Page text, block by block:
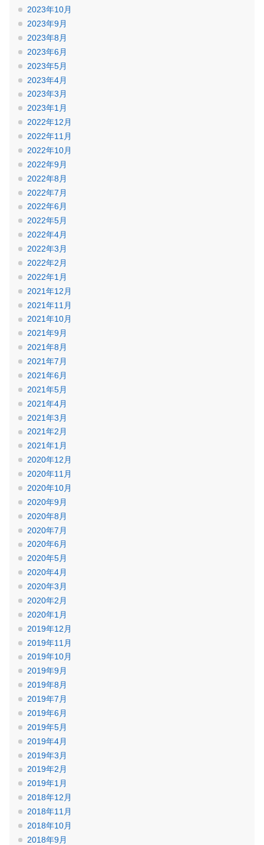
2023年10月
2023年9月
2023年8月
2023年6月
2023年5月
2023年4月
2023年3月
2023年1月
2022年12月
2022年11月
2022年10月
2022年9月
2022年8月
2022年7月
2022年6月
2022年5月
2022年4月
2022年3月
2022年2月
2022年1月
2021年12月
2021年11月
2021年10月
2021年9月
2021年8月
2021年7月
2021年6月
2021年5月
2021年4月
2021年3月
2021年2月
2021年1月
2020年12月
2020年11月
2020年10月
2020年9月
2020年8月
2020年7月
2020年6月
2020年5月
2020年4月
2020年3月
2020年2月
2020年1月
2019年12月
2019年11月
2019年10月
2019年9月
2019年8月
2019年7月
2019年6月
2019年5月
2019年4月
2019年3月
2019年2月
2019年1月
2018年12月
2018年11月
2018年10月
2018年9月